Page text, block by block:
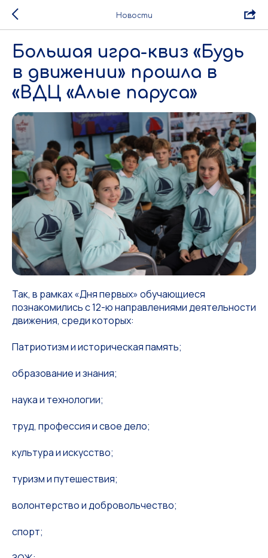
Новости
Большая игра-квиз «Будь
в движении» прошла в
«ВДЦ «Алые паруса»
Так, в рамках «Дня первых» обучающиеся
познакомились с 12-ю направлениями деятельности
движения, среди которых:
Патриотизм и историческая память;
образование и знания;
наука и технологии;
труд, профессия и свое дело;
культура и искусство;
туризм и путешествия;
волонтерство и добровольчество;
спорт;